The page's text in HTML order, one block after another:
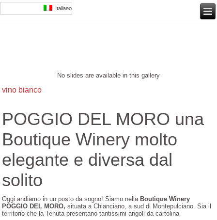
Italiano
No slides are available in this gallery
vino bianco
POGGIO DEL MORO una
Boutique Winery molto
elegante e diversa dal
solito
Oggi andiamo in un posto da sogno! Siamo nella Boutique Winery
POGGIO DEL MORO, situata a Chianciano, a sud di Montepulciano. Sia il
territorio che la Tenuta presentano tantissimi angoli da cartolina.